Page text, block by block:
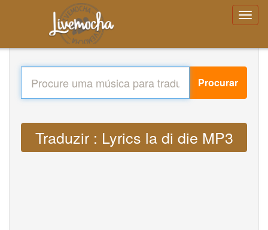
Procurar
Traduzir : Lyrics la di die MP3